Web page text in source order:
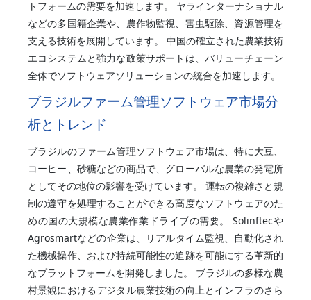
トフォームの需要を加速します。 ヤラインターナショナル
などの多国籍企業や、農作物監視、害虫駆除、資源管理を
支える技術を展開しています。 中国の確立された農業技術
エコシステムと強力な政策サポートは、バリューチェーン
全体でソフトウェアソリューションの統合を加速します。
ブラジルファーム管理ソフトウェア市場分
析とトレンド
ブラジルのファーム管理ソフトウェア市場は、特に大豆、
コーヒー、砂糖などの商品で、グローバルな農業の発電所
としてその地位の影響を受けています。 運転の複雑さと規
制の遵守を処理することができる高度なソフトウェアのた
めの国の大規模な農業作業ドライブの需要。 Solinftecや
Agrosmartなどの企業は、リアルタイム監視、自動化され
た機械操作、および持続可能性の追跡を可能にする革新的
なプラットフォームを開発しました。 ブラジルの多様な農
村景観におけるデジタル農業技術の向上とインフラのさら